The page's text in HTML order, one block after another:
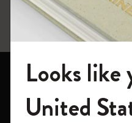
ノートブック
ダイアリー モレスキン
Looks like
United